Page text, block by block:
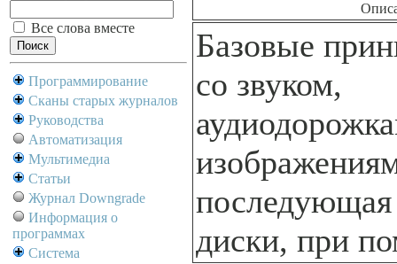
Все слова вместе
Программирование
Сканы старых журналов
Руководства
Автоматизация
Мультимедиа
Статьи
Журнал Downgrade
Информация о
программах
Система
Базовые
со звуком,
последующая
диски, при